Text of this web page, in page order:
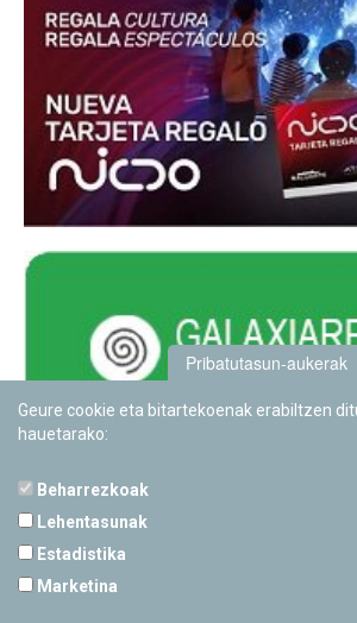
Pribatutasun-aukerak
Geure cookie eta bitartekoenak erabiltzen
hauetarako:
Beharrezkoak
Lehentasunak
Estadistika
Marketina